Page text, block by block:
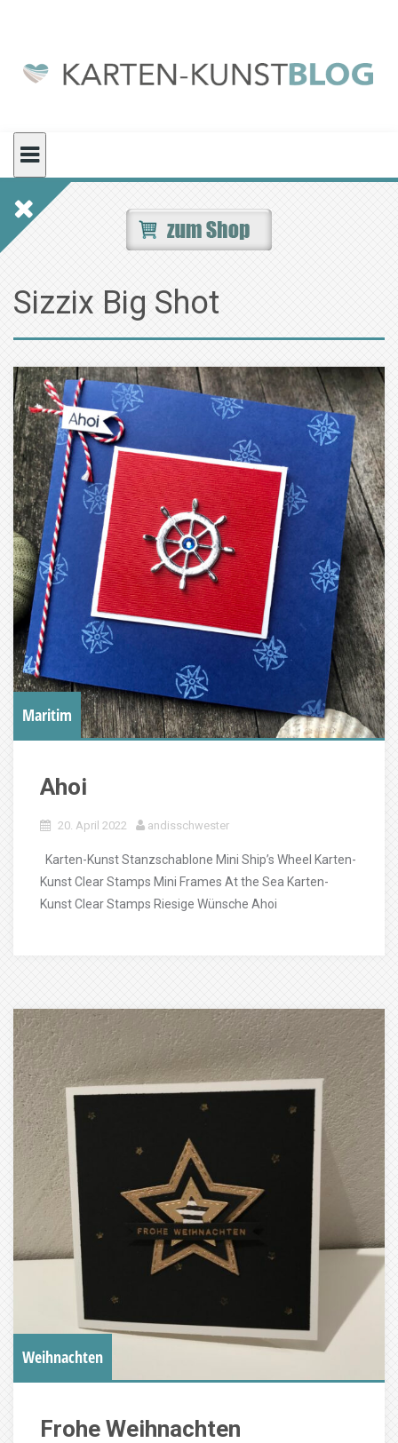
Sizzix Big Shot
Maritim
Ahoi
20. April 2022 andisschwester
Karten-Kunst Stanzschablone Mini Ship’s Wheel Karten-
Kunst Clear Stamps Mini Frames At the Sea Karten-
Kunst Clear Stamps Riesige Wünsche Ahoi
Weihnachten
Frohe Weihnachten